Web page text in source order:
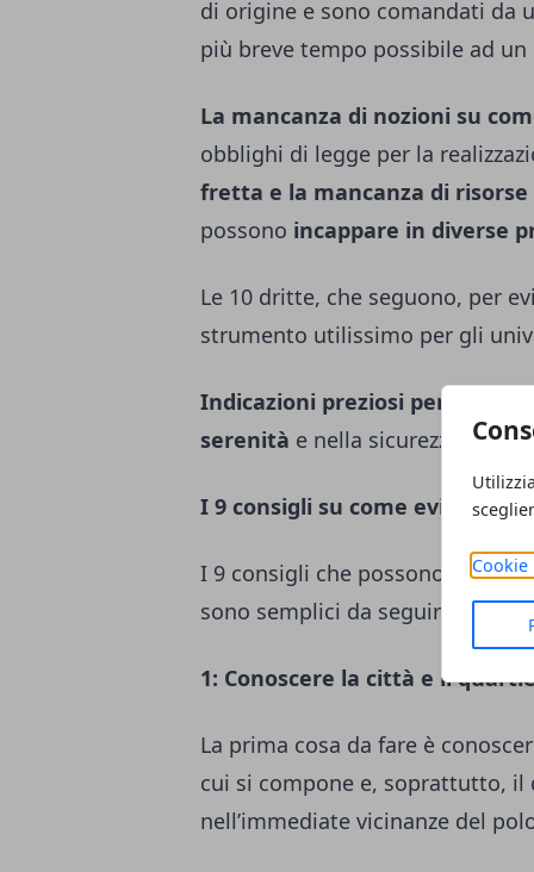
Cookie
di origine e sono comandati da
più breve tempo possibile ad un
La mancanza di nozioni su
obblighi di legge per la
fretta e la mancanza di
possono incappare in diverse
Le 10 dritte, che seguono, per
strumento utilissimo per gli
Indicazioni preziosi per vivere
serenità e nella sicurezza di
I 9 consigli su come evitare le
I 9 consigli che possono
sono semplici da seguire e si
1: Conoscere la città e il
La prima cosa da fare è
cui si compone e, soprattutto, il
nell’immediate vicinanze del